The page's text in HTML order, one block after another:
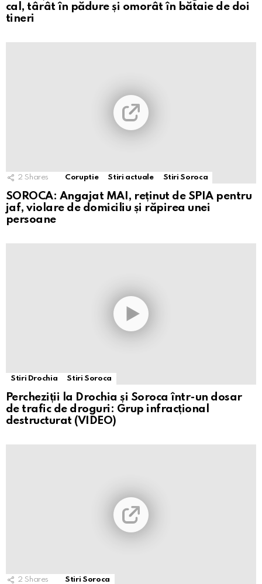
cal, târât în pădure și omorât în bătaie de doi
tineri
2 Shares Coruptie Stiri actuale Stiri Soroca
SOROCA: Angajat MAI, reținut de SPIA pentru
jaf, violare de domiciliu și răpirea unei
persoane
Stiri Drochia Stiri Soroca
Percheziții la Drochia și Soroca într-un dosar
de trafic de droguri: Grup infracțional
destructurat (VIDEO)
2 Shares Stiri Soroca